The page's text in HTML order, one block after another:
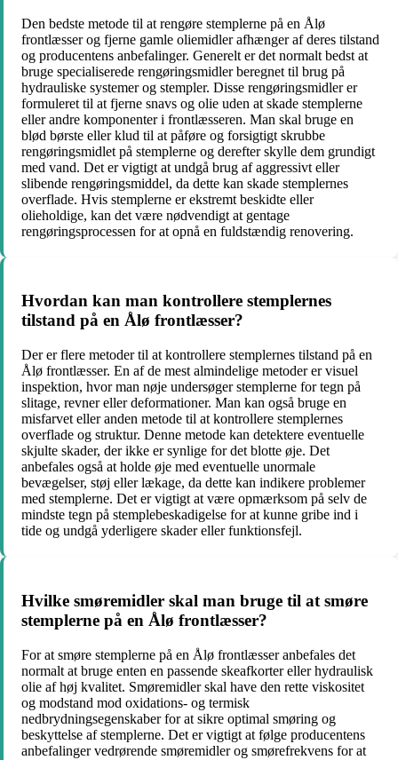
Den bedste metode til at rengøre stemplerne på en Ålø
frontlæsser og fjerne gamle oliemidler afhænger af deres tilstand
og producentens anbefalinger. Generelt er det normalt bedst at
bruge specialiserede rengøringsmidler beregnet til brug på
hydrauliske systemer og stempler. Disse rengøringsmidler er
formuleret til at fjerne snavs og olie uden at skade stemplerne
eller andre komponenter i frontlæsseren. Man skal bruge en
blød børste eller klud til at påføre og forsigtigt skrubbe
rengøringsmidlet på stemplerne og derefter skylle dem grundigt
med vand. Det er vigtigt at undgå brug af aggressivt eller
slibende rengøringsmiddel, da dette kan skade stemplernes
overflade. Hvis stemplerne er ekstremt beskidte eller
olieholdige, kan det være nødvendigt at gentage
rengøringsprocessen for at opnå en fuldstændig renovering.
Hvordan kan man kontrollere stemplernes
tilstand på en Ålø frontlæsser?
Der er flere metoder til at kontrollere stemplernes tilstand på en
Ålø frontlæsser. En af de mest almindelige metoder er visuel
inspektion, hvor man nøje undersøger stemplerne for tegn på
slitage, revner eller deformationer. Man kan også bruge en
misfarvet eller anden metode til at kontrollere stemplernes
overflade og struktur. Denne metode kan detektere eventuelle
skjulte skader, der ikke er synlige for det blotte øje. Det
anbefales også at holde øje med eventuelle unormale
bevægelser, støj eller lækage, da dette kan indikere problemer
med stemplerne. Det er vigtigt at være opmærksom på selv de
mindste tegn på stemplebeskadigelse for at kunne gribe ind i
tide og undgå yderligere skader eller funktionsfejl.
Hvilke smøremidler skal man bruge til at smøre
stemplerne på en Ålø frontlæsser?
For at smøre stemplerne på en Ålø frontlæsser anbefales det
normalt at bruge enten en passende skeafkorter eller hydraulisk
olie af høj kvalitet. Smøremidler skal have den rette viskositet
og modstand mod oxidations- og termisk
nedbrydningsegenskaber for at sikre optimal smøring og
beskyttelse af stemplerne. Det er vigtigt at følge producentens
anbefalinger vedrørende smøremidler og smørefrekvens for at